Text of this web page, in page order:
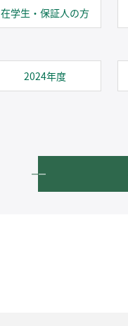
在学生・保証人の方
2024年度